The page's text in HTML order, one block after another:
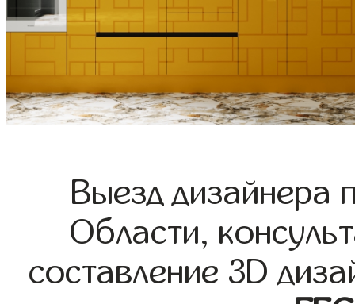
Выезд дизайнера
Области,
составление 3D